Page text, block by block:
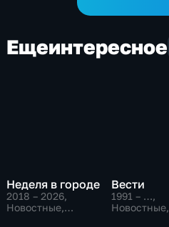
Ещеинтересное
Неделя в городе
2018 – 2026,
Новостные,
Вести
1991 – …,
Новостные,